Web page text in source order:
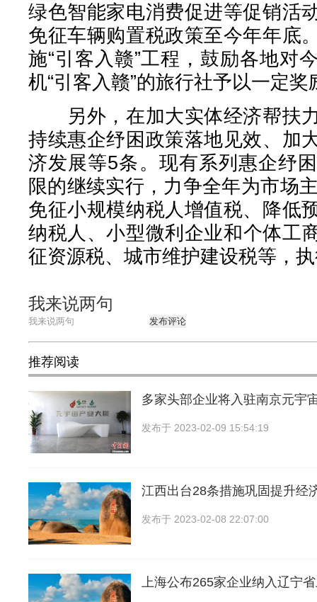
绿色智能家电消费促进等促销活
免征车辆购置税政策至今年年底
施“引客入赣”工程，鼓励各地对
机“引客入赣”的旅行社予以一定奖
另外，在加大实体经济帮扶
持续惠企纾困政策落地见效、加
济发展等5条。现有系列惠企纾
限的继续实行，力争全年为市场
免征小规模纳税人增值税、降低
纳税人、小型微利企业和个体工
征资源税、城市维护建设税等，
我来说两句
发布评论
推荐阅读
多家头部企业将入驻南京元宇
发布于 2023-02-09 15:54:19
江西出台28条措施巩固提升经
发布于 2023-02-08 22:07:00
上海公布265家企业纳入辽宁